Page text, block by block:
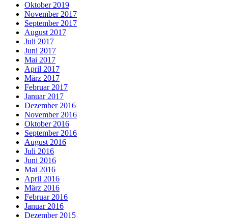
Oktober 2019
November 2017
September 2017
August 2017
Juli 2017
Juni 2017
Mai 2017
April 2017
März 2017
Februar 2017
Januar 2017
Dezember 2016
November 2016
Oktober 2016
September 2016
August 2016
Juli 2016
Juni 2016
Mai 2016
April 2016
März 2016
Februar 2016
Januar 2016
Dezember 2015